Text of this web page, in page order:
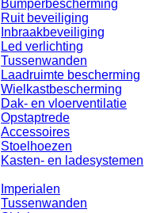
Bumperbescherming
Ruit beveiliging
Inbraakbeveiliging
Led verlichting
Tussenwanden
Laadruimte bescherming
Wielkastbescherming
Dak- en vloerventilatie
Opstaptrede
Accessoires
Stoelhoezen
Kasten- en ladesystemen
Imperialen
Tussenwanden